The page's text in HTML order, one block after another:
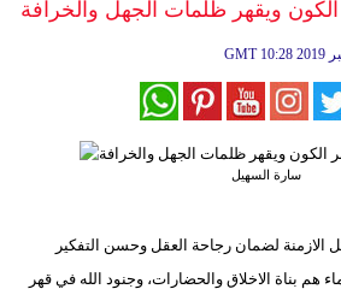
الكون ويقهر ظلمات الجهل والخرافة
GMT
سارة السهيل
الازمنة لضمان رجاحة العقل وحسن التفكير
هم بناة الاخلاق والحضارات، وجنود الله في قهر